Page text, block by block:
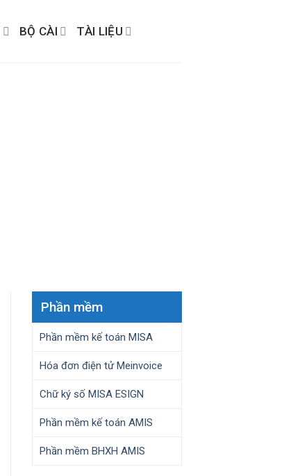
BỘ CÀI TÀI LIỆU
Phần mềm
Phần mềm kế toán MISA
Hóa đơn điện tử Meinvoice
Chữ ký số MISA ESIGN
Phần mềm kế toán AMIS
Phần mềm BHXH AMIS